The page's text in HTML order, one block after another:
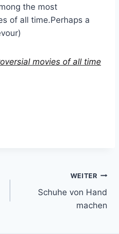
the most
of all time.Perhaps a
movies of all time
WEITER
Schuhe von Hand
machen